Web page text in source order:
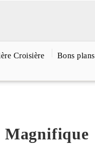
Croisière Bons plans
Magnifique